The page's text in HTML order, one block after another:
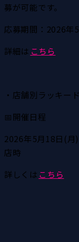
募が可能です。
応募期間：2026
詳細は こちら
・店舗別ラッキー
📅開催日程
2026年5月18日(月
店時
詳しくは こちら